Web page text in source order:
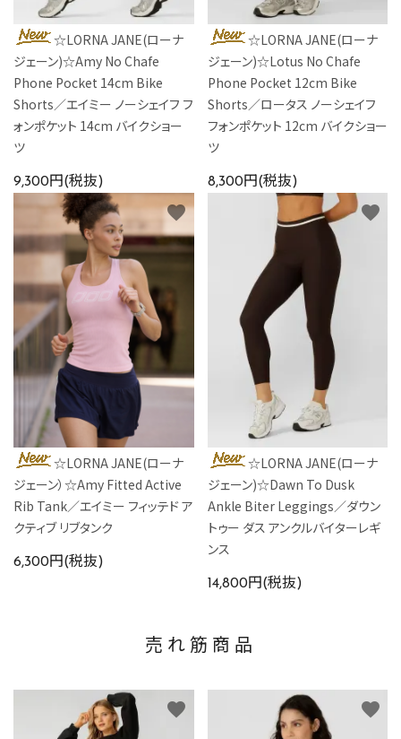
☆LORNA JANE(ローナ
ジェーン)☆Amy No Chafe
Phone Pocket 14cm Bike
Shorts／エイミー ノーシェイフ フ
ォンポケット 14cm バイクショー
ツ
9,300円(税抜)
☆LORNA JANE(ローナ
ジェーン)☆Lotus No Chafe
Phone Pocket 12cm Bike
Shorts／ロータス ノーシェイフ
フォンポケット 12cm バイクショー
ツ
8,300円(税抜)
☆LORNA JANE(ローナ
ジェーン）☆Amy Fitted Active
Rib Tank／エイミー フィッテド ア
クティブ リブタンク
6,300円(税抜)
favorite
☆LORNA JANE(ローナ
ジェーン)☆Dawn To Dusk
Ankle Biter Leggings／ダウン
トゥー ダス アンクルバイターレギ
ンス
14,800円(税抜)
favorite
売れ筋商品
favorite favorite